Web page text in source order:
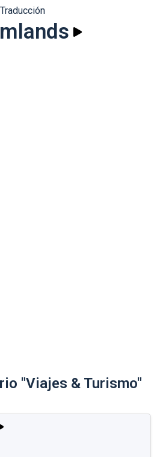
Traducción
"Viajes & Turismo"